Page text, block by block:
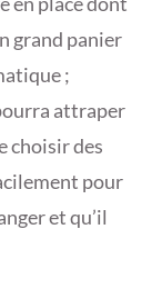
grand panier
;
attraper
choisir des
pour
et qu’il